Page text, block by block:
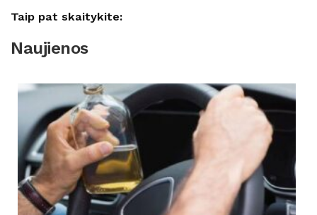
Taip pat skaitykite:
Naujienos